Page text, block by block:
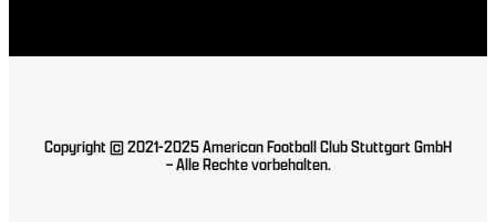
Copyright © 2021-2025 American Football Club Stuttgart GmbH
– Alle Rechte vorbehalten.